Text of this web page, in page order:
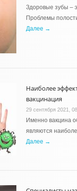
Здоровые зубы –
Проблемы
Далее →
Наиболее
вакцинация
29 сентября 2021,
Именно вакцина
являются
Далее →